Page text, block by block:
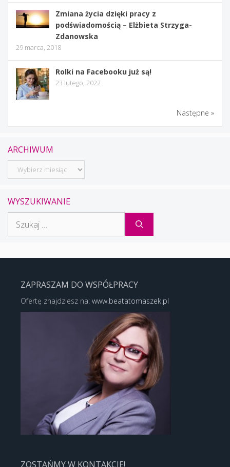
Zmiana życia dzięki pracy z
podświadomością – Elżbieta Strzyga-
Zdanowska
29 marca, 2018
Rolki na Facebooku już są!
23 lutego, 2022
Następne »
ARCHIWUM
Archiwum
WYSZUKIWANIE
ZAPRASZAM DO WSPÓŁPRACY
Ofertę znajdziesz na: www.beatatomaszek.pl
ZOSTAŃMY W KONTAKCIE!